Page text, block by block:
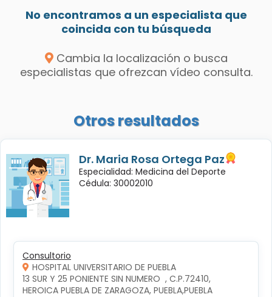
No encontramos a un especialista que
coincida con tu búsqueda
Cambia la localización o busca
especialistas que ofrezcan vídeo consulta.
Otros resultados
Dr. Maria Rosa Ortega Paz
Especialidad: Medicina del Deporte
Cédula: 30002010
Consultorio
HOSPITAL UNIVERSITARIO DE PUEBLA
13 SUR Y 25 PONIENTE SIN NUMERO  , C.P.72410,
HEROICA PUEBLA DE ZARAGOZA, PUEBLA,PUEBLA